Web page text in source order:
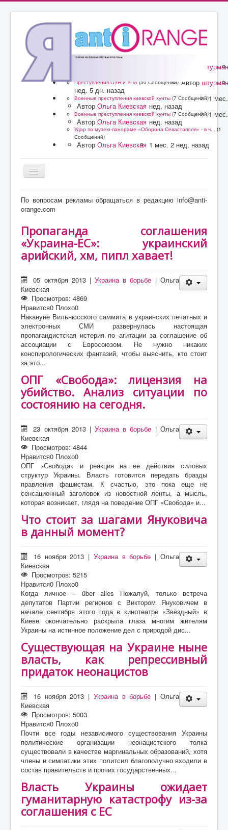
штурман
Преступления ОУН и УПА (50 Сообщений) Автор штурман
нед. 5 дн. назад
Военные преступления киевской хунты (7 Сообщений)
Автор Ольга Киевская
1
нед. назад
Военные преступления киевской хунты (7 Сообщений)
Автор Ольга Киевская
1
нед. назад
Удар по музею-панораме «Оборона Севастополя» - в ч...
(1
Сообщений)
Автор Ольга Киевская 1 мес. 2 нед. назад
Форум
О проекте
Статьи
Литература
По вопросам рекламы обращаться в редакцию info@anti-
orange.com
Пропаганда соглашения
«Украина-ЕС»: украинский
арийский, хм, пипл хавает!
05 октября 2013 |Украина в борьбе | Ольга
Киевская
Просмотров: 4869
Нравится0 Плохо0
Накануне Вильнюсского саммита в украинских печатных и
электронных СМИ развернулась настоящая
пропагандистская истерия по агитации за соглашение об
ассоциации с Евросоюзом. Не нужно никаких
конспирологических фантазий, чтобы выяснить, кто стоит
за это...
ОПГ «Свобода»: лицензия на
убийство. Анализ ситуации по
состоянию на сегодня.
23 октября 2013 |Украина в борьбе | Ольга
Киевская
Просмотров: 4844
Нравится0 Плохо0
ОПГ «Свобода» и реакция на ее действия силовых
структур Украины. Власть готовится передать бразды
правления фашистам. К счастью, это пока еще не
сенсационный заголовок из новостной ленты, а мысль,
которая возникает, глядя на поведение ОПГ «Свобода» и...
Что стоит за шагами Януковича
в данный момент?
16 ноября 2013 | Украина в борьбе | Ольга
Киевская
Просмотров: 5215
Нравится0 Плохо0
Когда личное – über alles Пожалуй, только встреча
депутатов Партии регионов с Виктором Януковичем в
начале сентября этого года в кинотеатре «Звёздный» в
Киеве окончательно раскрыла глаза многим жителям
Украины на истинное положение дел с природой дис...
Существующая на Украине ныне
власть, как репрессивный
придаток неонацистов
16 ноября 2013 | Украина в борьбе | Ольга
Киевская
Просмотров: 5003
Нравится0 Плохо0
Почти все годы независимого существования Украины
политические организации неонацистского толка
существовали в качестве маргинальных образований, хотя
члены и симпатики этих политсил благополучно входили в
состав правительств и прочих государственных...
Власть Украины ожидает
гуманитарную катастрофу из-за
соглашения с ЕС